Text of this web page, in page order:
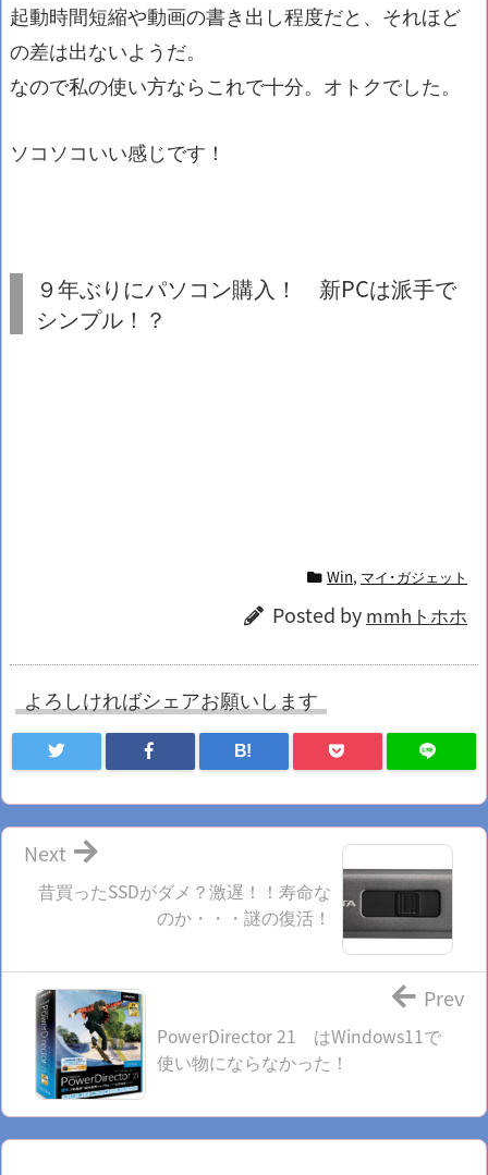
起動時間短縮や動画の書き出し程度だと、それほど
の差は出ないようだ。
なので私の使い方ならこれで十分。オトクでした。
ソコソコいい感じです！
９年ぶりにパソコン購入！ 新PCは派手で
シンプル！？
Win, マイ･ガジェット
Posted by mmhトホホ
よろしければシェアお願いします
B!
昔買ったSSDがダメ？激遅！！寿命な
のか・・・謎の復活！
Next
PowerDirector 21 はWindows11で
使い物にならなかった！
Prev